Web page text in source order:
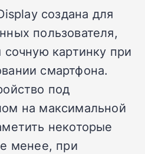
создана для
пользователя,
картинку при
смартфона.
под
на максимальной
некоторые
менее, при